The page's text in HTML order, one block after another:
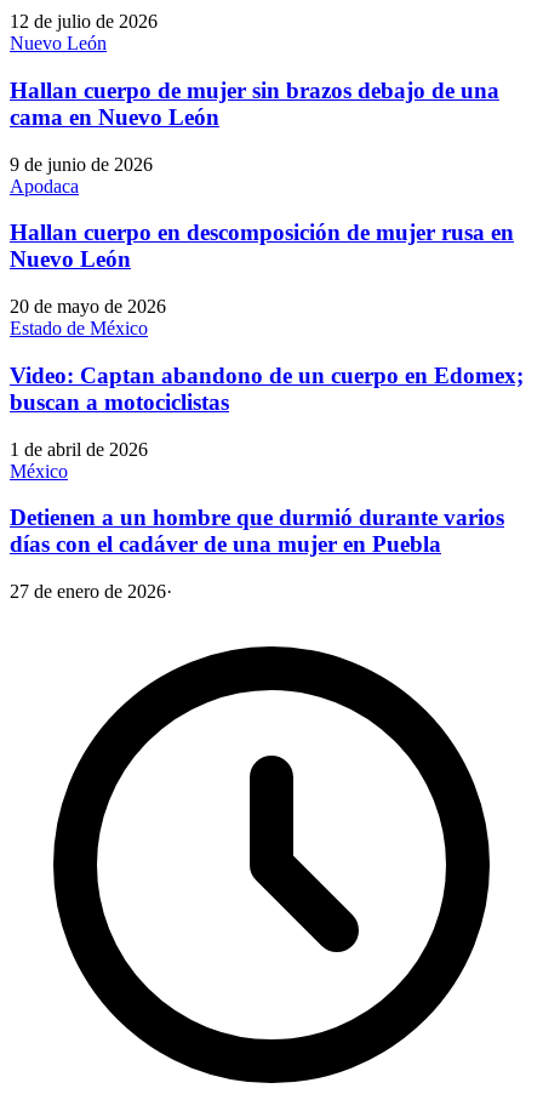
12 de julio de 2026
Nuevo León
Hallan cuerpo de mujer sin brazos debajo de una
cama en Nuevo León
9 de junio de 2026
Apodaca
Hallan cuerpo en descomposición de mujer rusa en
Nuevo León
20 de mayo de 2026
Estado de México
Video: Captan abandono de un cuerpo en Edomex;
buscan a motociclistas
1 de abril de 2026
México
Detienen a un hombre que durmió durante varios
días con el cadáver de una mujer en Puebla
27 de enero de 2026·